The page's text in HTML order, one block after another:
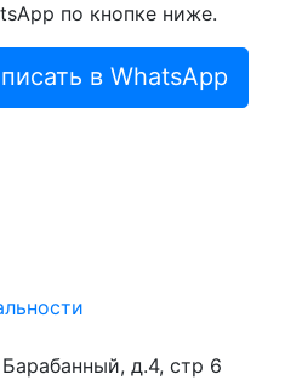
по кнопке ниже.
в WhatsApp
д.4, стр 6